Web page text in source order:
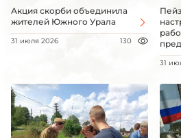
Акция скорби объединила
жителей Южного Урала
31 июля 2026 130
31